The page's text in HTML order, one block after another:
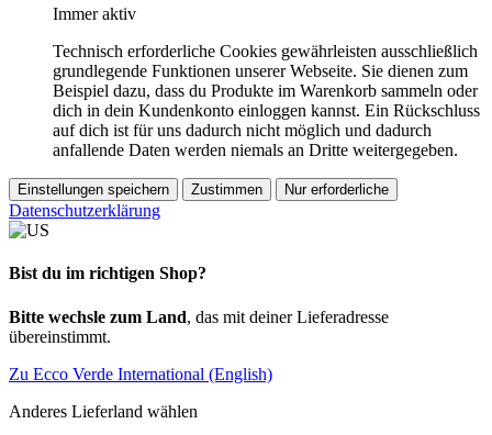
Immer aktiv
Technisch erforderliche Cookies gewährleisten ausschließlich
grundlegende Funktionen unserer Webseite. Sie dienen zum
Beispiel dazu, dass du Produkte im Warenkorb sammeln oder
dich in dein Kundenkonto einloggen kannst. Ein Rückschluss
auf dich ist für uns dadurch nicht möglich und dadurch
anfallende Daten werden niemals an Dritte weitergegeben.
Einstellungen speichern Zustimmen Nur erforderliche
Datenschutzerklärung
Bist du im richtigen Shop?
Bitte wechsle zum Land, das mit deiner Lieferadresse
übereinstimmt.
Zu Ecco Verde International (English)
Anderes Lieferland wählen